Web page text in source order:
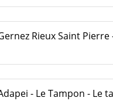
Rieux Saint Pierre
- Le Tampon - Le